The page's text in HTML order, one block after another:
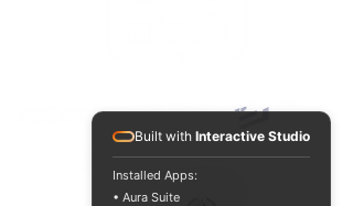
Built with Interactive Studio
Installed Apps:
• Aura Suite